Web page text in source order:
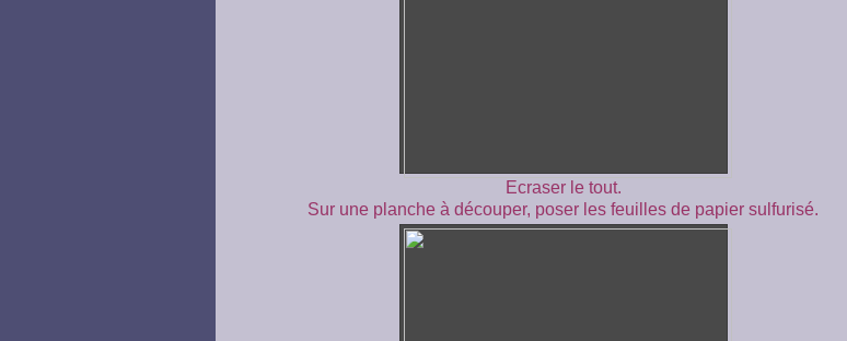
Ecraser le tout.
Sur une planche à découper, poser les feuilles de papier sulfurisé.